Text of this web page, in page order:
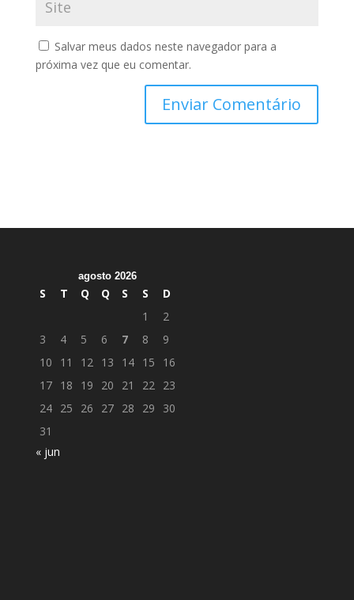
Salvar meus dados neste navegador para a
próxima vez que eu comentar.
agosto 2026
S T Q Q S S
D
1
2
3
4 5 6 7 8
9
10
11 12 13 14 15
16
17 18 19 20 21 22 23
24 25 26 27 28 29
30
31
« jun